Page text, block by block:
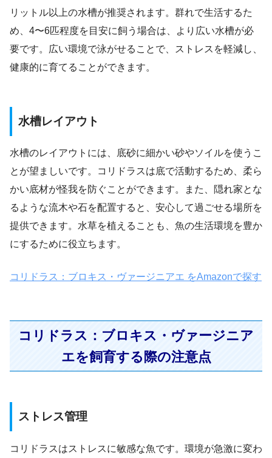
リットル以上の水槽が推奨されます。群れで生活するた
め、4〜6匹程度を目安に飼う場合は、より広い水槽が必
要です。広い環境で泳がせることで、ストレスを軽減し、
健康的に育てることができます。
水槽レイアウト
水槽のレイアウトには、底砂に細かい砂やソイルを使うこ
とが望ましいです。コリドラスは底で活動するため、柔ら
かい底材が怪我を防ぐことができます。また、隠れ家とな
るような流木や石を配置すると、安心して過ごせる場所を
提供できます。水草を植えることも、魚の生活環境を豊か
にするために役立ちます。
コリドラス：ブロキス・ヴァージニアエ をAmazonで探す
コリドラス：ブロキス・ヴァージニア
エを飼育する際の注意点
ストレス管理
コリドラスはストレスに敏感な魚です。環境が急激に変わ